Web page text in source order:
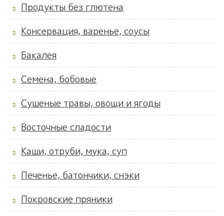
Продукты без глютена
Консервация, варенье, соусы
Бакалея
Семена, бобовые
Сушеные травы, овощи и ягоды
Восточные сладости
Каши, отруби, мука, суп
Печенье, батончики, снэки
Покровские пряники